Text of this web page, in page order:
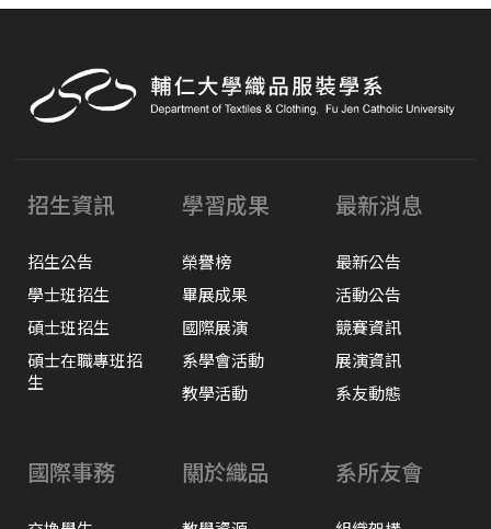
招生資訊
招生公告
學士班招生
碩士班招生
碩士在職專班招
生
學習成果
榮譽榜
畢展成果
國際展演
系學會活動
教學活動
最新消息
最新公告
活動公告
競賽資訊
展演資訊
系友動態
國際事務 關於織品 系所友會